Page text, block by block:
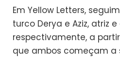
Em Yellow Letters,
turco Derya e Aziz, atriz
respectivamente, a
que ambos começam a